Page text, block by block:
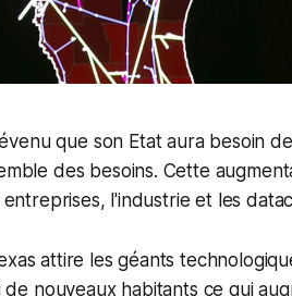
que son Etat aura besoin
des besoins. Cette
l'industrie et les
attire les géants
de nouveaux habitants ce qui